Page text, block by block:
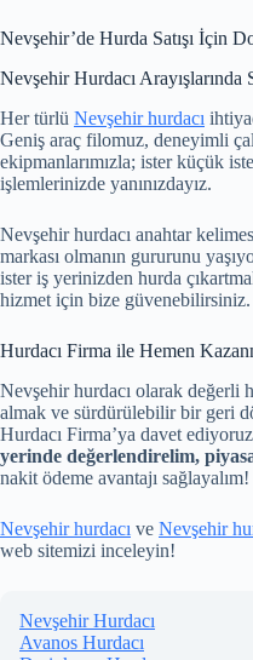
Nevşehir’de Hurda Satışı İçin
Nevşehir Hurdacı
Her türlü Nevşehir hurdacı
Geniş araç filomuz, deneyimli
ekipmanlarımızla; ister küçük
işlemlerinizde yanınızdayız.
Nevşehir hurdacı anahtar
markası olmanın gururunu
ister iş yerinizden hurda
hizmet için bize güvenebilirsiniz.
Hurdacı Firma ile Hemen
Nevşehir hurdacı olarak değerli
almak ve sürdürülebilir bir geri
Hurdacı Firma’ya davet
yerinde değerlendirelim,
nakit ödeme avantajı
Nevşehir hurdacı ve Nevşehir
web sitemizi inceleyin!
Nevşehir Hurdacı
Avanos Hurdacı